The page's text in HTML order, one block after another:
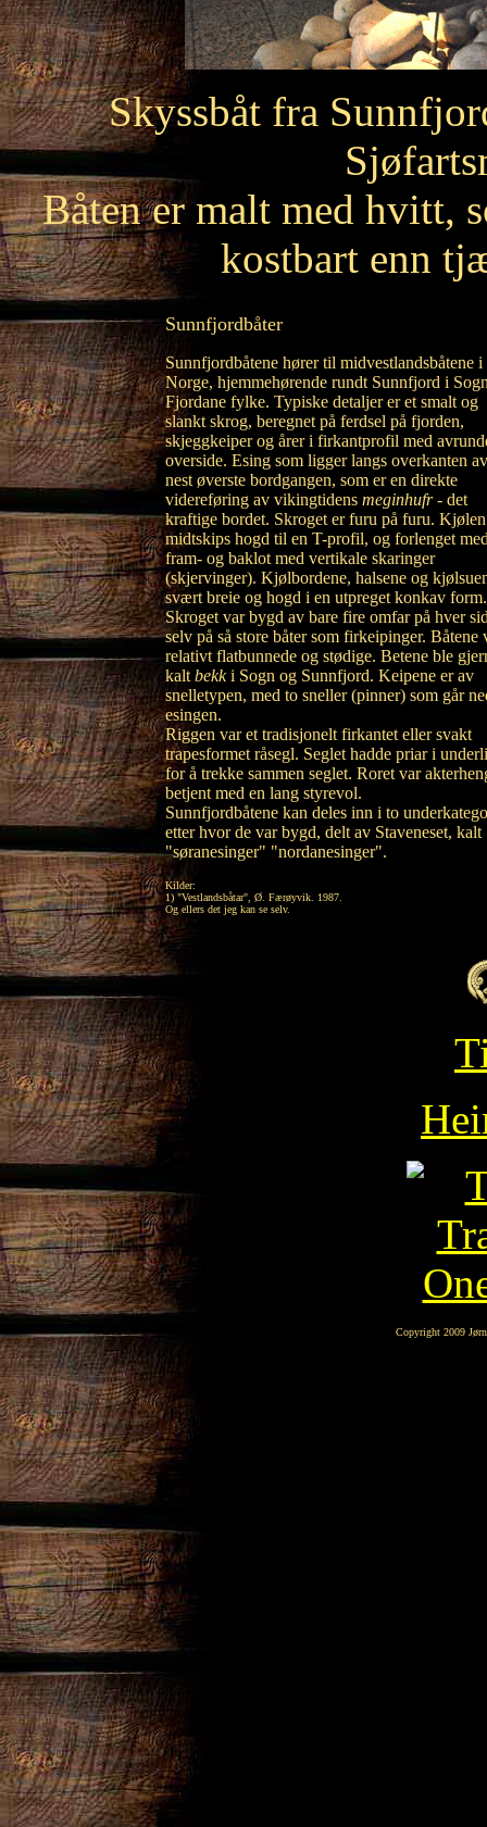
Skyssbåt fra
Båten er malt med hvitt,
kostbart enn
Sunnfjordbåter
Sunnfjordbåtene hører til midvestlandsbåtene i
Norge, hjemmehørende rundt Sunnfjord i
Fjordane fylke. Typiske detaljer er et smalt og
slankt skrog, beregnet på ferdsel på fjorden,
skjeggkeiper og årer i firkantprofil med
overside. Esing som ligger langs overkanten
nest øverste bordgangen, som er en direkte
videreføring av vikingtidens meginhufr- det
kraftige bordet. Skroget er furu på furu.
midtskips hogd til en T-profil, og forlenget
fram- og baklot med vertikale skaringer
(skjervinger). Kjølbordene, halsene og
svært breie og hogd i en utpreget konkav form.
Skroget var bygd av bare fire omfar på hver
selv på så store båter som firkeipinger. Båtene
relativt flatbunnede og stødige. Betene ble
kalt bekki Sogn og Sunnfjord. Keipene er av
snelletypen, med to sneller (pinner) som går
esingen.
Riggen var et tradisjonelt firkantet eller svakt
trapesformet råsegl. Seglet hadde priar i
for å trekke sammen seglet. Roret var
betjent med en lang styrevol.
Sunnfjordbåtene kan deles inn i to
etter hvor de var bygd, delt av Staveneset, kalt
"søranesinger" "nordanesinger".
Kilder:
1) "Vestlandsbåtar", Ø. Færøyvik. 1987.
Og ellers det jeg kan se selv.
Copyright 2009